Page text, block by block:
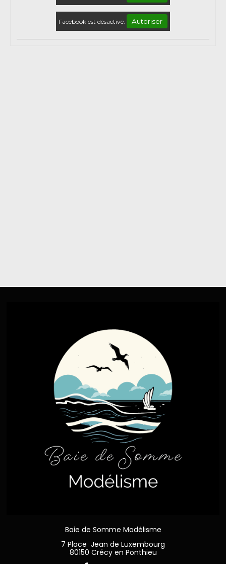
Facebook est désactivé. Autoriser
Baie de Somme Modélisme
7 Place Jean de Luxembourg
80150 Crécy en Ponthieu